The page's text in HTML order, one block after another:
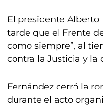
El presidente Alberto
tarde que el Frente
como siempre”, al
contra la Justicia y la
Fernández cerró la
durante el acto